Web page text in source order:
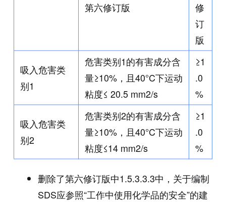
第六修订版
修
订
版
吸入危害类
别1
危害类别1的有害成分含
量≥10%，且40°C下运动
粘度≤ 20.5 mm2/s
≥1
.0
%
吸入危害类
别2
危害类别2的有害成分含
量≥10%，且40°C下运动
粘度≤14 mm2/s
≥1
.0
%
删除了第六修订版中1.5.3.3.3中，关于编制
SDS应参照“工作中使用化学品的安全”的建